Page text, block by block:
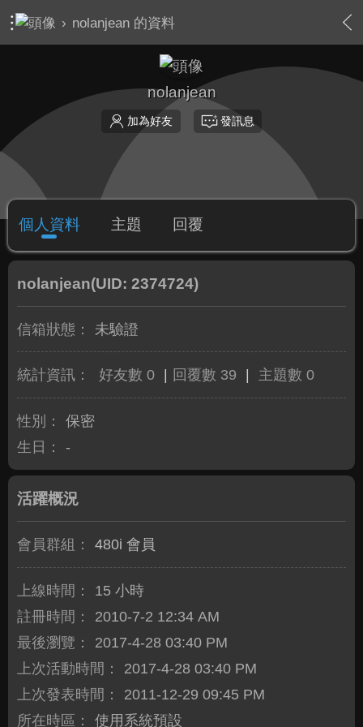
› nolanjean 的資料
nolanjean
加為好友 發訊息
個人資料 主題 回覆
nolanjean(UID: 2374724)
信箱狀態： 未驗證
統計資訊： 好友數 0 回覆數 39 主題數 0
性別：
保密
生日：
-
活躍概況
會員群組： 480i 會員
上線時間：
15 小時
註冊時間：
2010-7-2 12:34 AM
最後瀏覽：
2017-4-28 03:40 PM
上次活動時間：
2017-4-28 03:40 PM
上次發表時間：
2011-12-29 09:45 PM
所在時區：
使用系統預設